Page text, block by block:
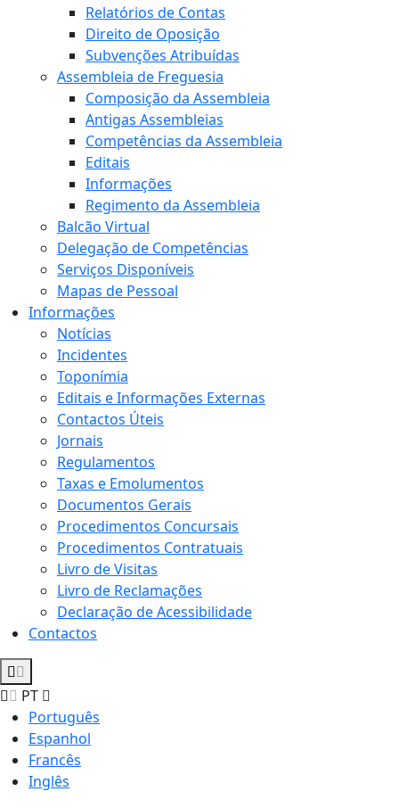
Relatórios de Contas
Direito de Oposição
Subvenções Atribuídas
Assembleia de Freguesia
Composição da Assembleia
Antigas Assembleias
Competências da Assembleia
Editais
Informações
Regimento da Assembleia
Balcão Virtual
Delegação de Competências
Serviços Disponíveis
Mapas de Pessoal
Informações
Notícias
Incidentes
Toponímia
Editais e Informações Externas
Contactos Úteis
Jornais
Regulamentos
Taxas e Emolumentos
Documentos Gerais
Procedimentos Concursais
Procedimentos Contratuais
Livro de Visitas
Livro de Reclamações
Declaração de Acessibilidade
Contactos
PT
Português
Espanhol
Francês
Inglês